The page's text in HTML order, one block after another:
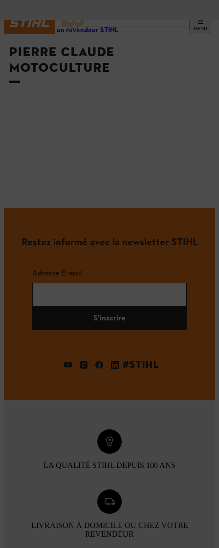
MENU
Trouvez un revendeur STIHL
PIERRE CLAUDE
MOTOCULTURE
Restez informé avec la newsletter STIHL
Adresse E-mail
S'inscrire
#STIHL
LA QUALITÉ STIHL DEPUIS 100 ANS
LIVRAISON À DOMICILE OU CHEZ VOTRE
REVENDEUR